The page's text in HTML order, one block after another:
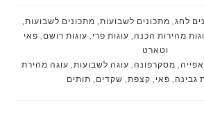
לחג, מתכונים לשבועות, מתכונים לשבועות,
מהירות הכנה, עוגות פרי , עוגות רושם , פאי
וטארט
, מסקרפונה, עוגה לשבועות, עוגה מהירת
גבינה, פאי , קצפת, שקדים , תותים